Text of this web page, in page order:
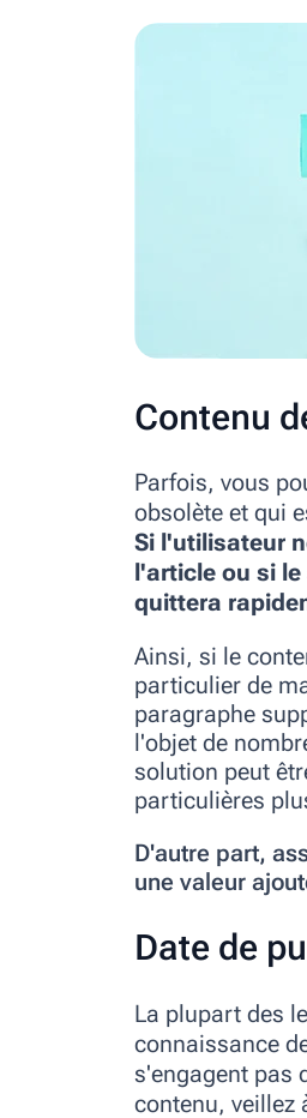
Contenu
Parfois, vous
obsolète et qui
Si l'utilisateur
l'article ou si
quittera
Ainsi, si le
particulier de
paragraphe
l'objet de
solution peut
particulières
D'autre part,
une valeur
Date de
La plupart des
connaissance
s'engagent pas
contenu, veillez